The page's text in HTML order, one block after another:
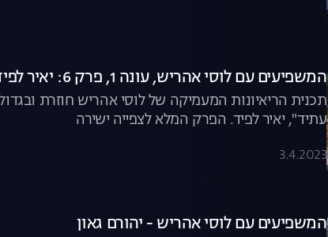
המשפיעים עם לוסי אהריש, עונה 1, פרק 6: יאיר לפיד
תכנית הריאיונות המעמיקה של לוסי אהריש חוזרת
עתיד", יאיר לפיד. הפרק המלא לצפייה ישירה
3.4.2023
המשפיעים עם לוסי אהריש - יהורם גאון